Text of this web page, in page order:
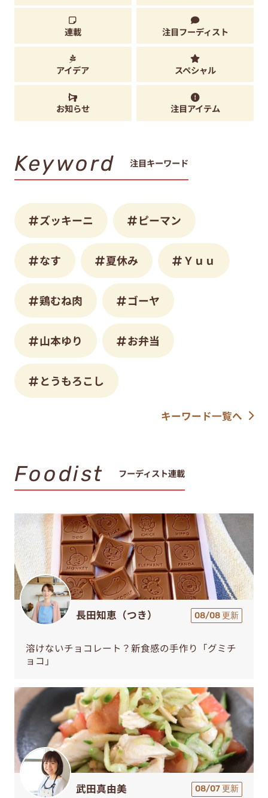
連載 注目フーディスト
アイデア スペシャル
お知らせ 注目アイテム
Keyword 注目キーワード
ズッキーニ ピーマン
なす 夏休み Ｙｕｕ
鶏むね肉 ゴーヤ
山本ゆり お弁当
とうもろこし
キーワード一覧へ
Foodist フーディスト連載
長田知恵（つき） 08/08 更新
溶けないチョコレート？新食感の手作り「グミチ
ョコ」
武田真由美 08/07 更新